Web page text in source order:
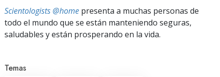
Scientologists @home presenta a muchas personas de
todo el mundo que se están manteniendo seguras,
saludables y están prosperando en la vida.
Temas